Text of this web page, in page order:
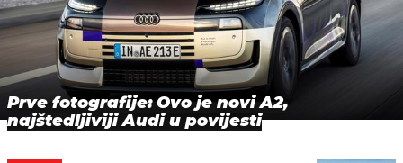
Prve fotografije: Ovo je novi A2,
najštedljiviji Audi u povijesti